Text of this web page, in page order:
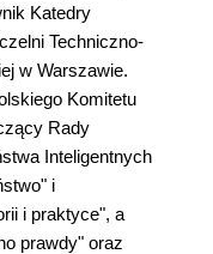
Katedry
Techniczno-
w Warszawie.
Komitetu
Rady
Inteligentnych
i
i praktyce", a
prawdy" oraz